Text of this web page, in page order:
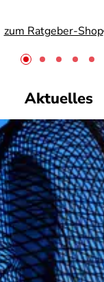
zum Ratgeber-Shop
Aktuelles